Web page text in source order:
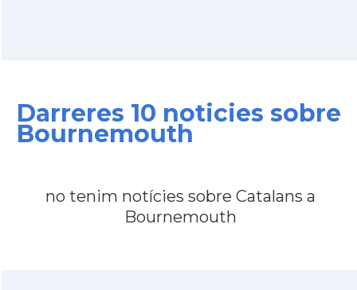
CAMON Catalans a CHELTENHAM
CAMON Catalans a DERRY
Darreres 10 noticies sobre
Bournemouth
no tenim notícies sobre Catalans a
Bournemouth